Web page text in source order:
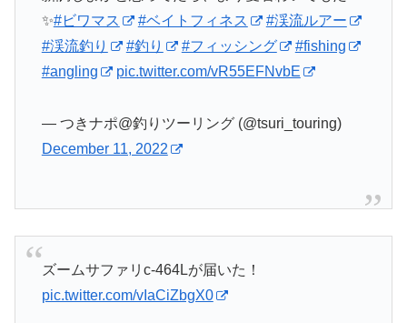
✨#ビワマス #ベイトフィネス
#渓流ルアー
#渓流釣り
#釣り #フィッシング
#fishing
#angling
pic.twitter.com/vR55EFNvbE
— つきナポ@釣りツーリング (@tsuri_touring)
December 11, 2022
ズームサファリc-464Lが届いた！
pic.twitter.com/vIaCiZbgX0